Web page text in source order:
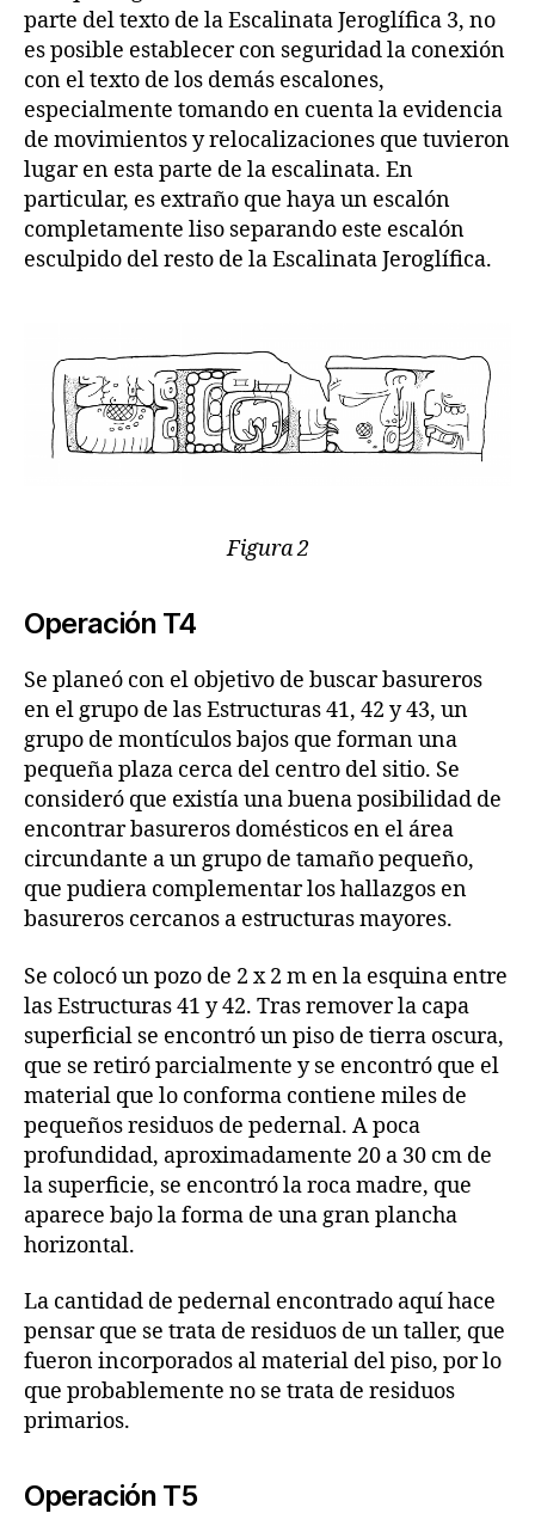
parte del texto de la Escalinata Jeroglífica 3, no
es posible establecer con seguridad la conexión
con el texto de los demás escalones,
especialmente tomando en cuenta la evidencia
de movimientos y relocalizaciones que tuvieron
lugar en esta parte de la escalinata. En
particular, es extraño que haya un escalón
completamente liso separando este escalón
esculpido del resto de la Escalinata Jeroglífica.
Figura 2
Operación T4
Se planeó con el objetivo de buscar basureros
en el grupo de las Estructuras 41, 42 y 43, un
grupo de montículos bajos que forman una
pequeña plaza cerca del centro del sitio. Se
consideró que existía una buena posibilidad de
encontrar basureros domésticos en el área
circundante a un grupo de tamaño pequeño,
que pudiera complementar los hallazgos en
basureros cercanos a estructuras mayores.
Se colocó un pozo de 2 x 2 m en la esquina entre
las Estructuras 41 y 42. Tras remover la capa
superficial se encontró un piso de tierra oscura,
que se retiró parcialmente y se encontró que el
material que lo conforma contiene miles de
pequeños residuos de pedernal. A poca
profundidad, aproximadamente 20 a 30 cm de
la superficie, se encontró la roca madre, que
aparece bajo la forma de una gran plancha
horizontal.
La cantidad de pedernal encontrado aquí hace
pensar que se trata de residuos de un taller, que
fueron incorporados al material del piso, por lo
que probablemente no se trata de residuos
primarios.
Operación T5